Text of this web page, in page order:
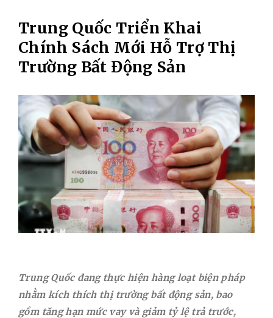
Thư
Mà
Ai
Cũng
Vệ
Sức
Khỏe
Trung Quốc Triển Khai
Chính Sách Mới Hỗ Trợ Thị
Trường Bất Động Sản
Trung Quốc đang thực hiện hàng loạt biện pháp
nhằm kích thích thị trường bất động sản, bao
gồm tăng hạn mức vay và giảm tỷ lệ trả trước,